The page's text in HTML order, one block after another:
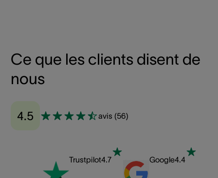
Ce que les clients disent de
nous
4.5 avis (56)
Trustpilot4.7 Google4.4